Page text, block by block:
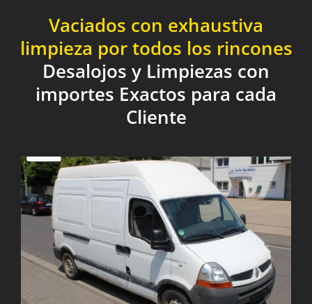
Vaciados con exhaustiva
limpieza por todos los rincones
Desalojos y Limpiezas con
importes Exactos para cada
Cliente